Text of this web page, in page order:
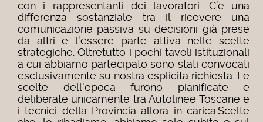
con i rappresentanti dei lavoratori. C’è una
differenza sostanziale tra il ricevere una
comunicazione passiva su decisioni già prese
da altri e l'essere parte attiva nelle scelte
strategiche. Oltretutto i pochi tavoli istituzionali
a cui abbiamo partecipato sono stati convocati
esclusivamente su nostra esplicita richiesta. Le
scelte dell'epoca furono pianificate e
deliberate unicamente tra Autolinee Toscane e
i tecnici della Provincia allora in carica.Scelte